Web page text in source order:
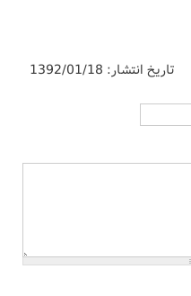
تاریخ انتشار: 1392/01/18